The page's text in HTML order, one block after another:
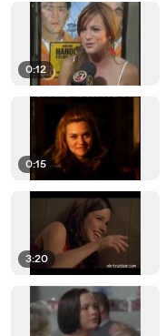
0:12
0:15
3:20